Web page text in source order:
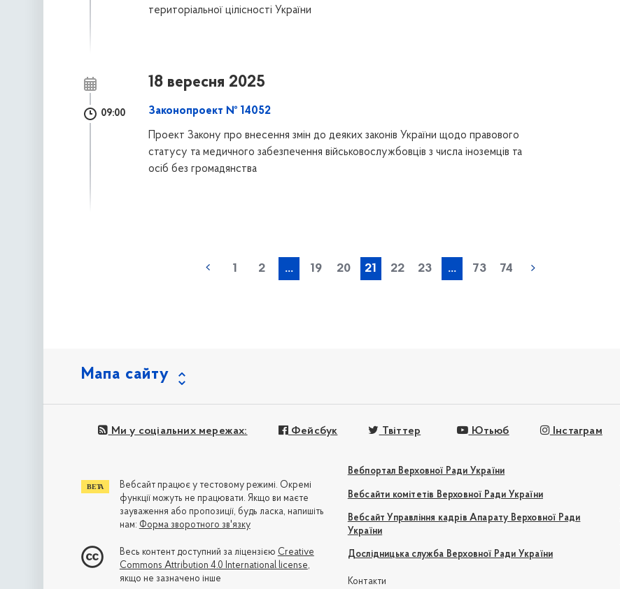
територіальної цілісності України
18 вересня 2025
09:00 Законопроект № 14052
Проект Закону про внесення змін до деяких законів України щодо правового
статусу та медичного забезпечення військовослужбовців з числа іноземців та
осіб без громадянства
« попередня
1 2 ... 19 20 21 22 23 ... 73 74
наступна »
Мапа сайту
Ми у соціальних мережах: Фейсбук Твіттер Ютьюб Інстаграм
Вебпортал Верховної Ради України
Вебсайти комітетів Верховної Ради України
Вебсайт Управління кадрів Апарату Верховної Ради
України
Дослідницька служба Верховної Ради України
Контакти
Вебсайт працює у тестовому режимі. Окремі
функції можуть не працювати. Якщо ви маєте
зауваження або пропозиції, будь ласка, напишіть
нам: Форма зворотного зв'язку
Весь контент доступний за ліцензією Creative
Commons Attribution 4.0 International license,
якщо не зазначено інше